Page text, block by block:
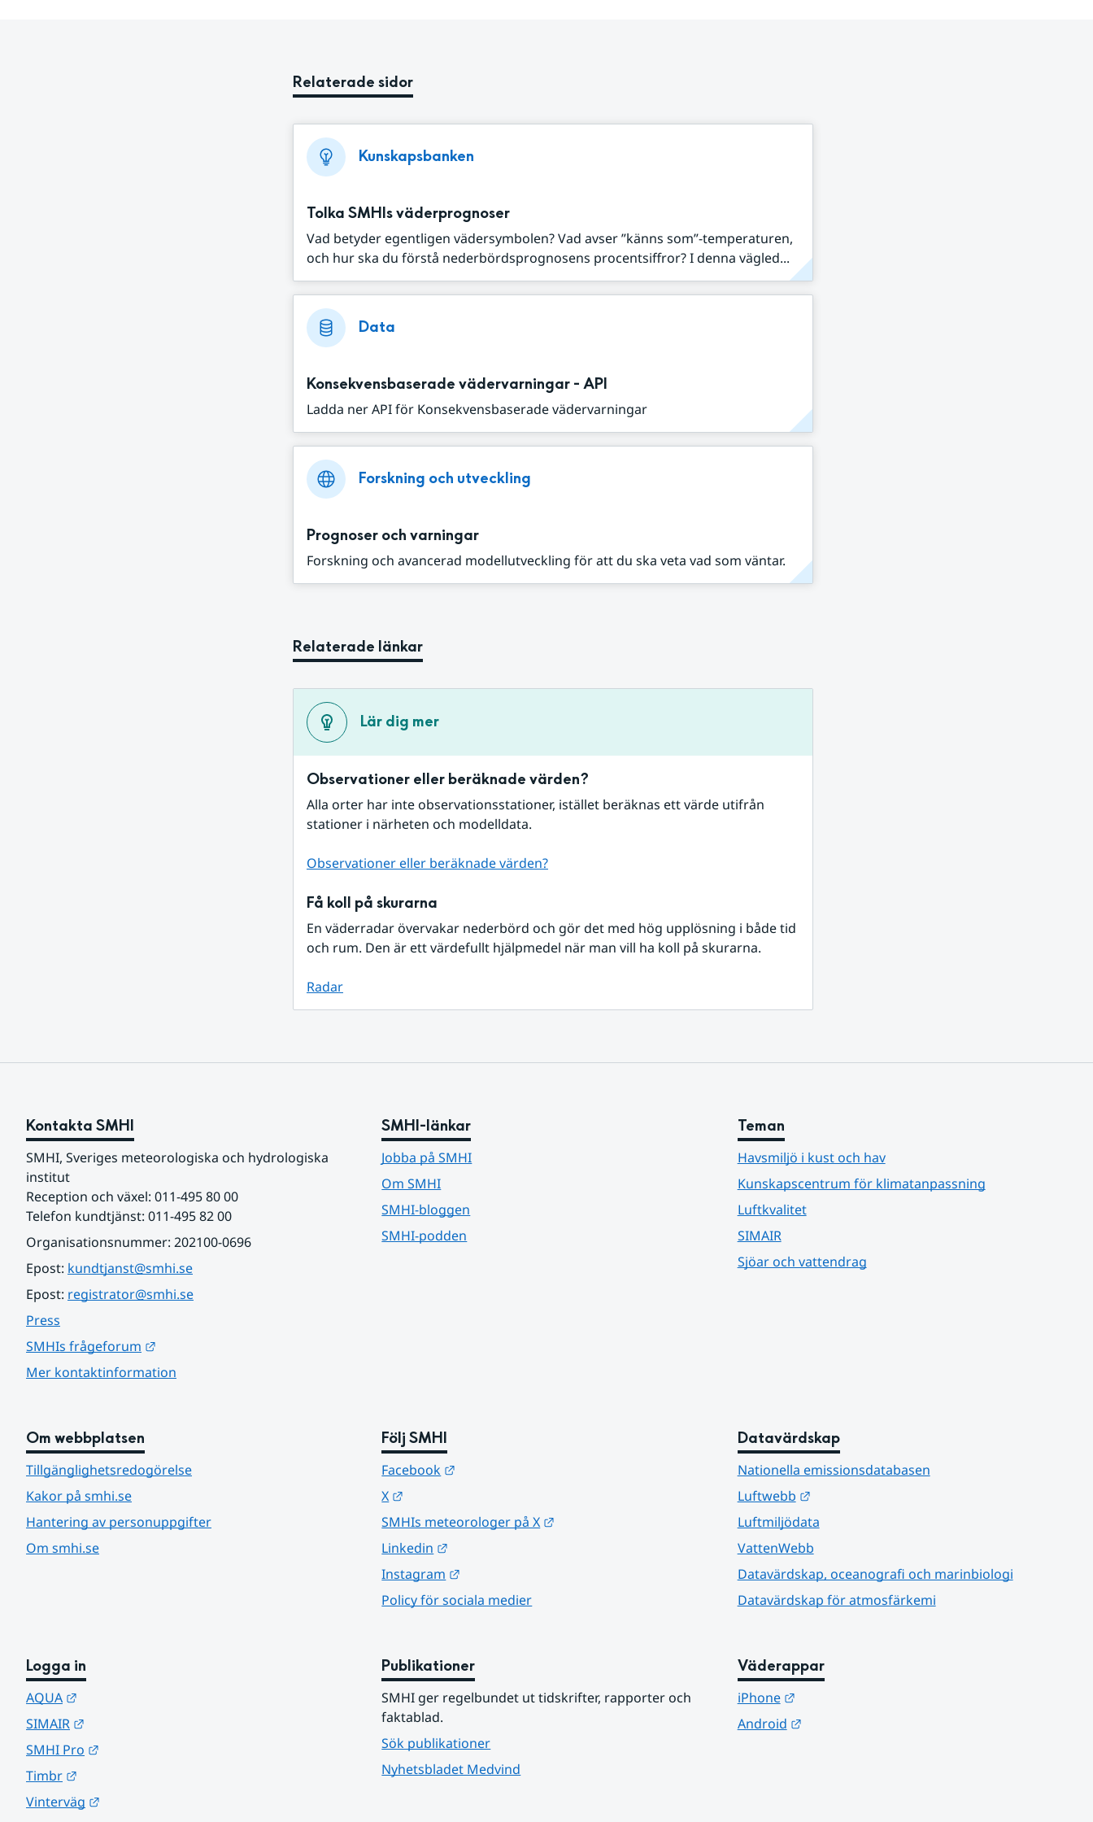
Relaterade sidor
Kunskapsbanken
Tolka SMHIs väderprognoser
Vad betyder egentligen vädersymbolen? Vad avser ”känns som”-temperaturen,
och hur ska du förstå nederbördsprognosens procentsiffror? I denna vägled...
Data
Konsekvensbaserade vädervarningar - API
Ladda ner API för Konsekvensbaserade vädervarningar
Forskning och utveckling
Prognoser och varningar
Forskning och avancerad modellutveckling för att du ska veta vad som väntar.
Relaterade länkar
Lär dig mer
Observationer eller beräknade värden?
Alla orter har inte observationsstationer, istället beräknas ett värde utifrån
stationer i närheten och modelldata.
Observationer eller beräknade värden?
Få koll på skurarna
En väderradar övervakar nederbörd och gör det med hög upplösning i både tid
och rum. Den är ett värdefullt hjälpmedel när man vill ha koll på skurarna.
Radar
Kontakta SMHI
SMHI, Sveriges meteorologiska och hydrologiska
institut
Reception och växel: 011-495 80 00
Telefon kundtjänst: 011-495 82 00
Organisationsnummer: 202100-0696
Epost: kundtjanst@smhi.se
Epost: registrator@smhi.se
Press
SMHIs frågeforum
Mer kontaktinformation
SMHI-länkar
Jobba på SMHI
Om SMHI
SMHI-bloggen
SMHI-podden
Teman
Havsmiljö i kust och hav
Kunskapscentrum för klimatanpassning
Luftkvalitet
SIMAIR
Sjöar och vattendrag
Om webbplatsen
Tillgänglighetsredogörelse
Kakor på smhi.se
Hantering av personuppgifter
Om smhi.se
Följ SMHI
Facebook
X
SMHIs meteorologer på X
Linkedin
Instagram
Policy för sociala medier
Datavärdskap
Nationella emissionsdatabasen
Luftwebb
Länk till annan webbplats.
Luftmiljödata
VattenWebb
Datavärdskap, oceanografi och marinbiologi
Datavärdskap för atmosfärkemi
Logga in
AQUA
SIMAIR
SMHI Pro
Timbr
Vinterväg
Publikationer
SMHI ger regelbundet ut tidskrifter, rapporter och
faktablad.
Sök publikationer
Nyhetsbladet Medvind
Väderappar
iPhone
Länk till annan webbplats.
Android
Länk till annan webbplats.